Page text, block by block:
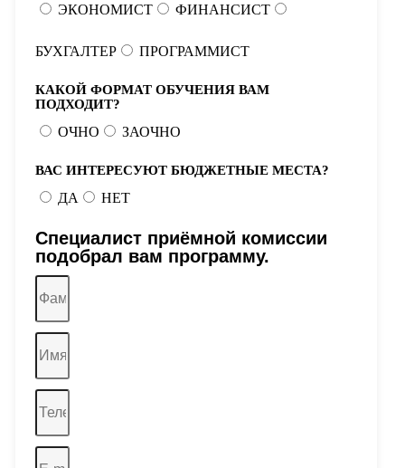
ЭКОНОМИСТ ФИНАНСИСТ
БУХГАЛТЕР ПРОГРАММИСТ
КАКОЙ ФОРМАТ ОБУЧЕНИЯ ВАМ
ПОДХОДИТ?
ОЧНО ЗАОЧНО
ВАС ИНТЕРЕСУЮТ БЮДЖЕТНЫЕ МЕСТА?
ДА НЕТ
Специалист приёмной комиссии
подобрал вам программу.